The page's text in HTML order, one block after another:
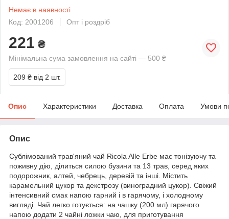
Немає в наявності
Код: 2001206
Опт і роздріб
221 ₴
Мінімальна сума замовлення на сайті — 500 ₴
209 ₴ від 2 шт.
Опис Характеристики Доставка Оплата Умови
Опис
Сублімований трав'яний чай Ricola Alle Erbe має тонізуючу та
поживну дію, ділиться силою бузини та 13 трав, серед яких
подорожник, алтей, чебрець, деревій та інші. Містить
карамельний цукор та декстрозу (виноградний цукор). Свіжий
інтенсивний смак напою гарний і в гарячому, і холодному
вигляді. Чай легко готується: на чашку (200 мл) гарячого
напою додати 2 чайні ложки чаю, для приготування